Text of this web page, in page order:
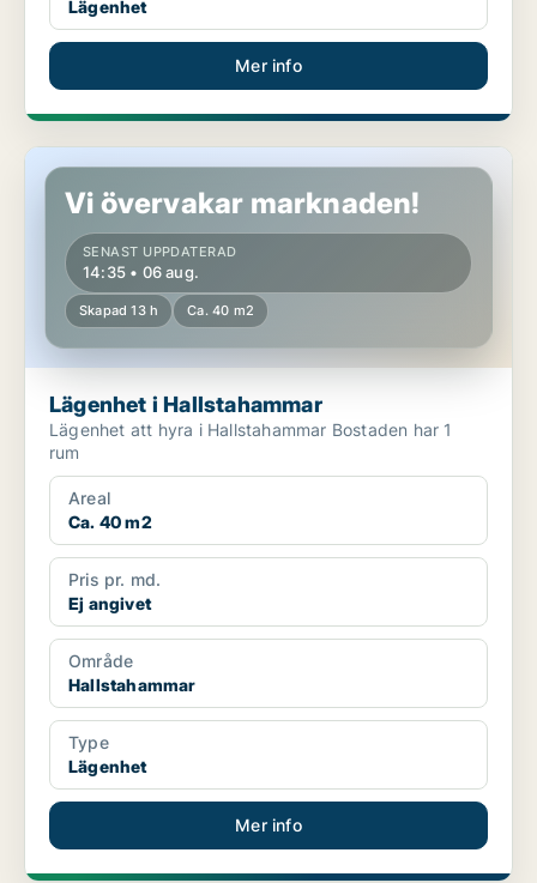
Lägenhet
Mer info
Lägenhet i Hallstahammar
Vi övervakar marknaden!
SENAST UPPDATERAD
14:35 • 06 aug.
Skapad 13 h Ca. 40 m2
Lägenhet i Hallstahammar
Lägenhet att hyra i Hallstahammar Bostaden har 1
rum
Areal
Ca. 40 m2
Pris pr. md.
Ej angivet
Område
Hallstahammar
Type
Lägenhet
Mer info